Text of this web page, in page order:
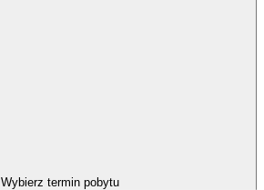
Wybierz termin pobytu